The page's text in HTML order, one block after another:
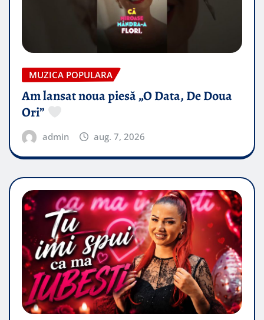
MUZICA POPULARA
Am lansat noua piesă „O Data, De Doua
Ori”
admin aug. 7, 2026